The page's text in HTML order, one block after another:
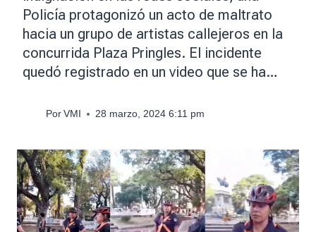
Policía protagonizó un acto de maltrato
hacia un grupo de artistas callejeros en la
concurrida Plaza Pringles. El incidente
quedó registrado en un video que se ha…
Por VMI 28 marzo, 2024 6:11 pm